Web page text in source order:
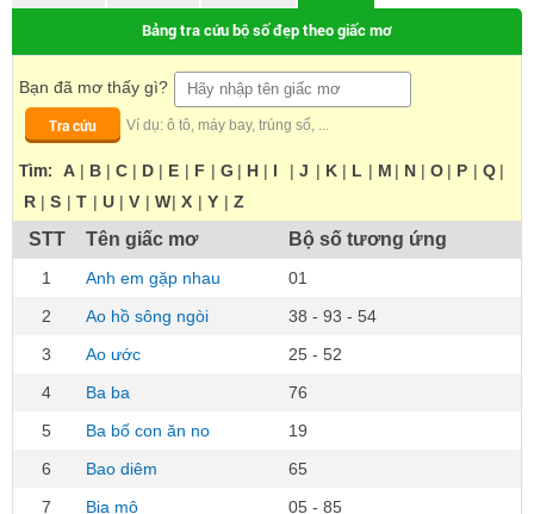
Bảng tra cứu bộ số đẹp theo giấc mơ
Bạn đã mơ thấy gì?
Tra cứu
Ví dụ: ô tô, máy bay, trúng số, ...
Tìm: A | B | C | D | E | F | G | H | I | J | K | L | M | N | O | P | Q |
R | S | T | U | V | W| X | Y | Z
STT Tên giấc mơ Bộ số tương ứng
1 Anh em gặp nhau
01
2
Ao hồ sông ngòi
38 - 93 - 54
3
Ao ước
25 - 52
4
Ba ba
76
5
Ba bố con ăn no
19
6
Bao diêm
65
7
Bia mộ
05 - 85